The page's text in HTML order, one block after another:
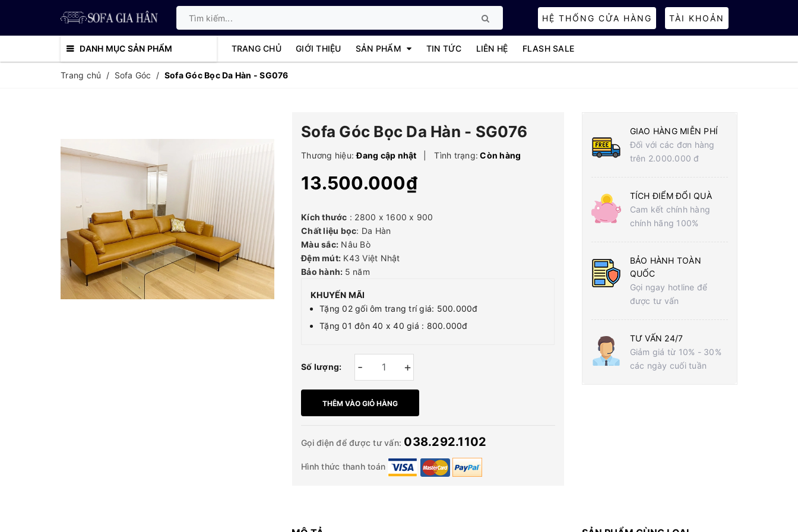
HỆ THỐNG CỬA HÀNG TÀI KHOẢN
DANH MỤC SẢN PHẨM TRANG CHỦ GIỚI THIỆU SẢN PHẨM TIN TỨC LIÊN HỆ FLASH SALE
Trang chủ / Sofa Góc / Sofa Góc Bọc Da Hàn - SG076
Sofa Góc Bọc Da Hàn - SG076
Thương hiệu: Đang cập nhật Tình trạng: Còn hàng
13.500.000₫
Kích thước : 2800 x 1600 x 900
Chất liệu bọc: Da Hàn
Màu sắc: Nâu Bò
Đệm mút: K43 Việt Nhật
Bảo hành: 5 năm
KHUYẾN MÃI
Tặng 02 gối ôm trang trí giá: 500.000đ
Tặng 01 đôn 40 x 40 giá : 800.000đ
Số lượng: +
-
THÊM VÀO GIỎ HÀNG
Gọi điện để được tư vấn: 038.292.1102
Hình thức thanh toán
GIAO HÀNG MIỄN PHÍ
Đối với các đơn hàng
trên 2.000.000 đ
TÍCH ĐIỂM ĐỔI QUÀ
Cam kết chính hàng
chính hãng 100%
BẢO HÀNH TOÀN
QUỐC
Gọi ngay hotline để
được tư vấn
TƯ VẤN 24/7
Giảm giá từ 10% - 30%
các ngày cuối tuần